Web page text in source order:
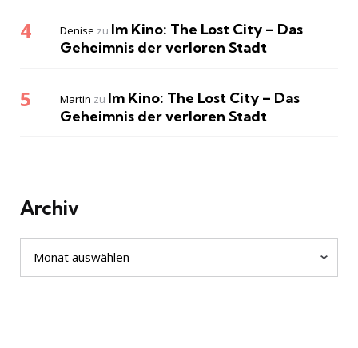
Denise zu Im Kino: The Lost City – Das
Geheimnis der verloren Stadt
Martin zu Im Kino: The Lost City – Das
Geheimnis der verloren Stadt
Archiv
Archiv